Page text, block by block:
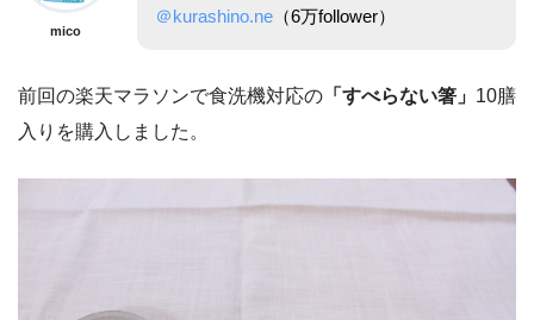
mico
＠kurashino.ne （6万follower）
前回の楽天マラソンで食洗機対応の 「すべらない箸」 10膳
入りを購入しました。